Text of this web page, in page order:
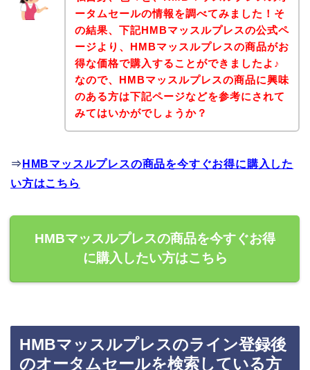
ータムセールの情報を調べてみました！そ
の結果、下記HMBマッスルプレスの公式ペ
ージより、HMBマッスルプレスの商品がお
得な価格で購入することができましたよ♪
なので、HMBマッスルプレスの商品に興味
のある方は下記ページなどを参考にされて
みてはいかがでしょうか？
⇒ HMBマッスルプレスの商品を今すぐお得に購入した
い方はこちら
HMBマッスルプレスの商品を今すぐお得
に購入したい方はこちら
HMBマッスルプレスのライン登録後
のオータムセールを検索している方